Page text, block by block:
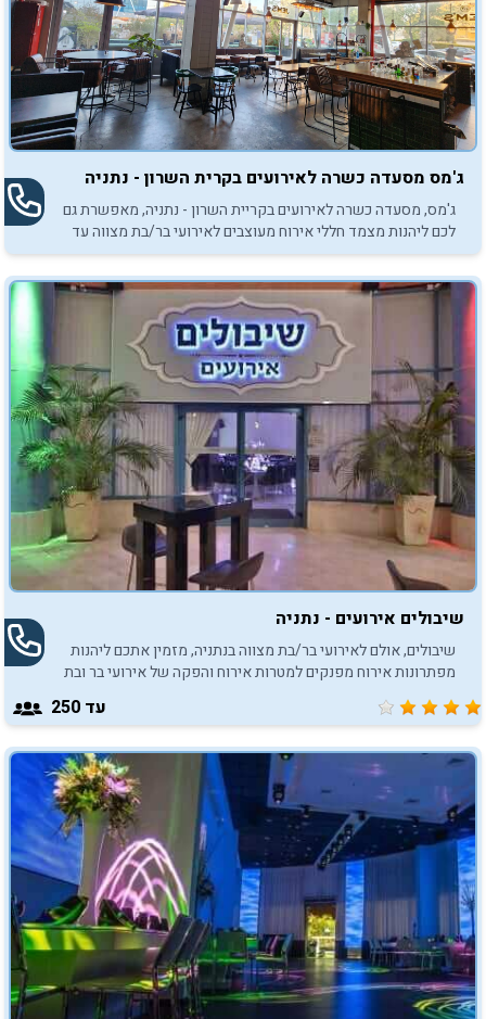
ג'מס מסעדה כשרה לאירועים בקרית השרון - נתניה
ג'מס, מסעדה כשרה לאירועים בקריית השרון - נתניה, מאפשרת גם
לכם ליהנות מצמד חללי אירוח מעוצבים לאירועי בר/בת מצווה עד
130 אורחים.
שיבולים אירועים - נתניה
שיבולים, אולם לאירועי בר/בת מצווה בנתניה, מזמין אתכם ליהנות
מפתרונות אירוח מפנקים למטרות אירוח והפקה של אירועי בר ובת
מצווה.
עד 250